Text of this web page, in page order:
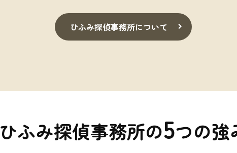
ひふみ探偵事務所について
ひふみ探偵事務所の5つの強